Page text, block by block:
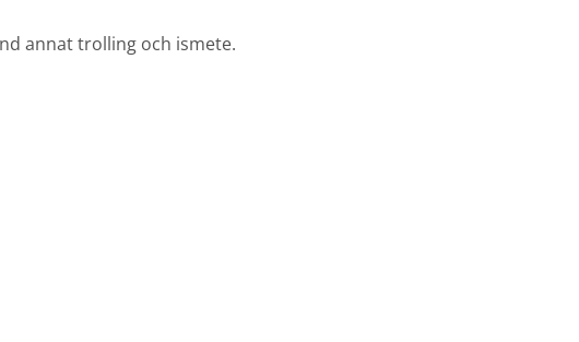
annat trolling och ismete.